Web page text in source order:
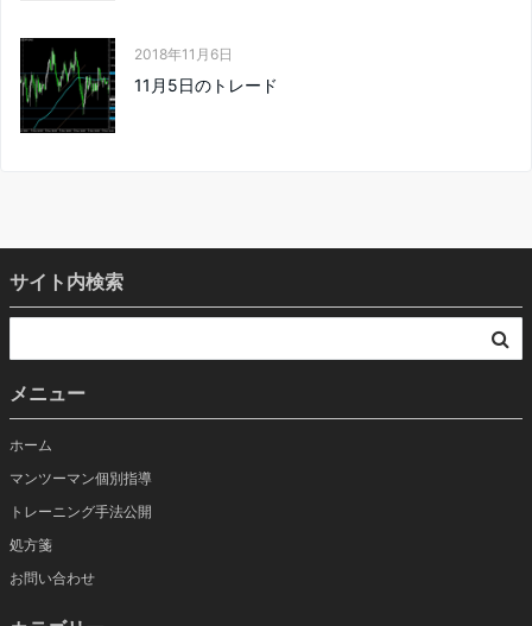
2018年11月6日
11月5日のトレード
サイト内検索
メニュー
ホーム
マンツーマン個別指導
トレーニング手法公開
処方箋
お問い合わせ